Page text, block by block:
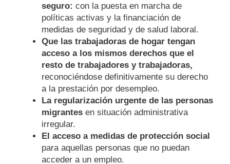
seguro: con la puesta en marcha de
políticas activas y la financiación de
medidas de seguridad y de salud laboral.
Que las trabajadoras de hogar tengan
acceso a los mismos derechos que el
resto de trabajadores y trabajadoras,
reconociéndose definitivamente su derecho
a la prestación por desempleo.
La regularización urgente de las personas
migrantes en situación administrativa
irregular.
El acceso a medidas de protección social
para aquellas personas que no puedan
acceder a un empleo.